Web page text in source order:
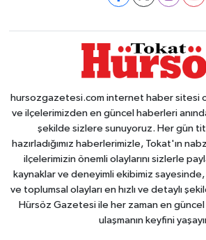
hursozgazetesi.com internet haber sitesi
ve ilçelerimizden en güncel haberleri
şekilde sizlere sunuyoruz. Her gün
hazırladığımız haberlerimizle, Tokat'ın
ilçelerimizin önemli olaylarını sizlerle
kaynaklar ve deneyimli ekibimiz
ve toplumsal olayları en hızlı ve detaylı
Hürsöz Gazetesi ile her zaman en
ulaşmanın keyfini